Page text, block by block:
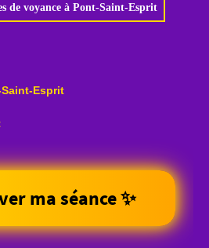
de voyance à Pont-Saint-Esprit
Esprit
ma séance ✨